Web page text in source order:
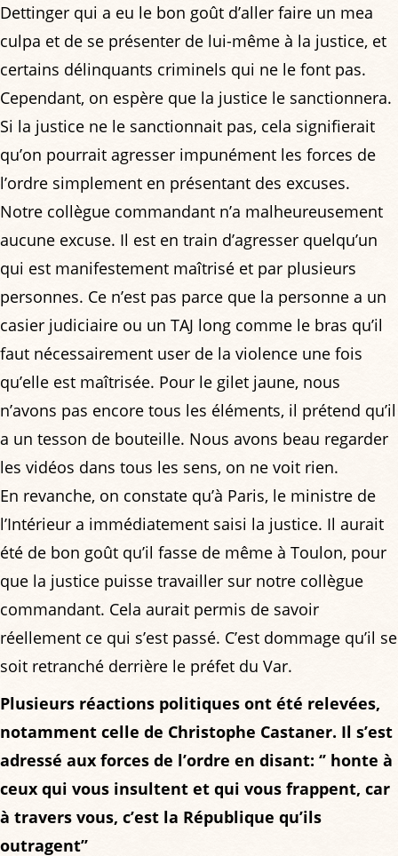
Dettinger qui a eu le bon goût d’aller faire un mea
culpa et de se présenter de lui-même à la justice, et
certains délinquants criminels qui ne le font pas.
Cependant, on espère que la justice le sanctionnera.
Si la justice ne le sanctionnait pas, cela signifierait
qu’on pourrait agresser impunément les forces de
l’ordre simplement en présentant des excuses.
Notre collègue commandant n’a malheureusement
aucune excuse. Il est en train d’agresser quelqu’un
qui est manifestement maîtrisé et par plusieurs
personnes. Ce n’est pas parce que la personne a un
casier judiciaire ou un TAJ long comme le bras qu’il
faut nécessairement user de la violence une fois
qu’elle est maîtrisée. Pour le gilet jaune, nous
n’avons pas encore tous les éléments, il prétend qu’il
a un tesson de bouteille. Nous avons beau regarder
les vidéos dans tous les sens, on ne voit rien.
En revanche, on constate qu’à Paris, le ministre de
l’Intérieur a immédiatement saisi la justice. Il aurait
été de bon goût qu’il fasse de même à Toulon, pour
que la justice puisse travailler sur notre collègue
commandant. Cela aurait permis de savoir
réellement ce qui s’est passé. C’est dommage qu’il se
soit retranché derrière le préfet du Var.
Plusieurs réactions politiques ont été relevées,
notamment celle de Christophe Castaner. Il s’est
adressé aux forces de l’ordre en disant: ‘’ honte à
ceux qui vous insultent et qui vous frappent, car
à travers vous, c’est la République qu’ils
outragent’’